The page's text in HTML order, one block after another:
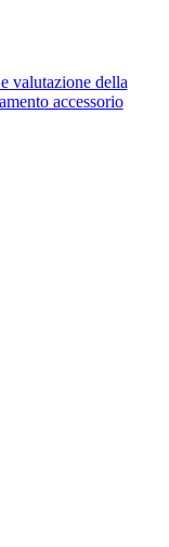
valutazione della
accessorio